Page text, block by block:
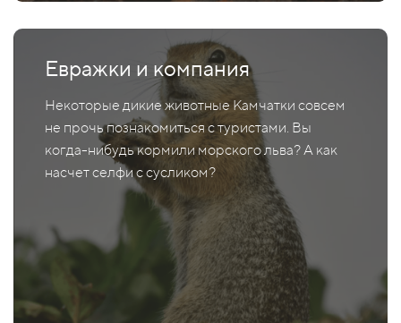
Евражки и компания
Некоторые дикие животные Камчатки совсем
не прочь познакомиться с туристами. Вы
когда-нибудь кормили морского льва? А как
насчет селфи с сусликом?